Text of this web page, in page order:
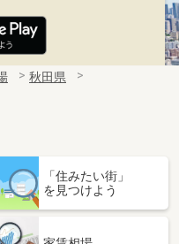
秋田県
「住みたい街」
を見つけよう